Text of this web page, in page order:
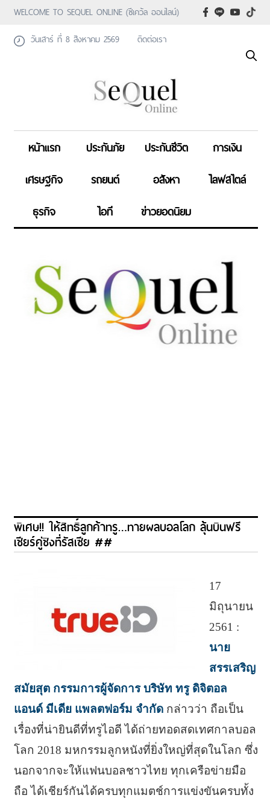
WELCOME TO SEQUEL ONLINE (ซีเคว้ล ออนไลน์)
วันเสาร์ ที่ 8 สิงหาคม 2569
ติดต่อเรา
หน้าแรก ประกันภัย ประกันชีวิต
การเงิน
เศรษฐกิจ
รถยนต์ อสังหา
ไลฟสไตล์
ธุรกิจ
ไอที ข่าวยอดนิยม
พิเศษ!! ให้สิทธิ์ลูกค้าทรู…ทายผลบอลโลก ลุ้นบินฟรี
เชียร์คู่ชิงที่รัสเซีย ##
17
มิถุนายน
2561 :
นาย
สรรเสริญ
สมัยสุต กรรมการผู้จัดการ บริษัท ทรู ดิจิตอล
แอนด์ มีเดีย แพลตฟอร์ม จำกัด กล่าวว่า ถือเป็น
เรื่องที่น่ายินดีที่ทรูไอดี ได้ถ่ายทอดสดเทศกาลบอล
โลก 2018 มหกรรมลูกหนังที่ยิ่งใหญ่ที่สุดในโลก ซึ่ง
นอกจากจะให้แฟนบอลชาวไทย ทุกเครือข่ายมือ
ถือ ได้เชียร์กันได้ครบทุกแมตช์การแข่งขันครบทั้ง